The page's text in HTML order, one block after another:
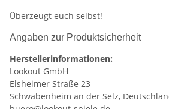
Überzeugt euch selbst!
Angaben zur Produktsicherheit
Herstellerinformationen:
Lookout GmbH
Elsheimer Straße 23
Schwabenheim an der Selz,